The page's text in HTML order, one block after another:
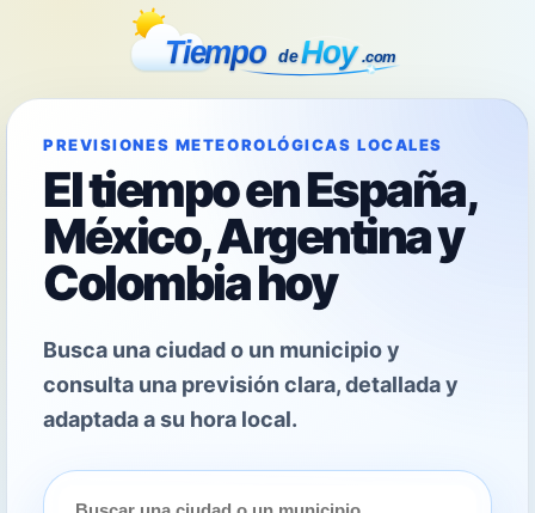
PREVISIONES METEOROLÓGICAS LOCALES
El tiempo en España,
México, Argentina y
Colombia hoy
Busca una ciudad o un municipio y
consulta una previsión clara, detallada y
adaptada a su hora local.